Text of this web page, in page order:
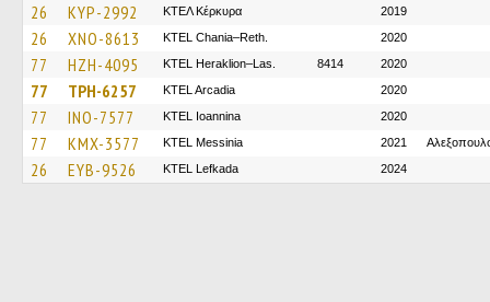
26 KYP-2992 ΚΤΕΛ Κέρκυρα 2019
26 XNO-8613 KTEL Chania–Reth. 2020
77 HZH-4095 KTEL Heraklion–Las. 8414 2020
77 TPH-6257 KTEL Arcadia 2020
77 INO-7577 KTEL Ioannina 2020
77 KMX-3577 KTEL Messinia 2021
26 EYB-9526 KTEL Lefkada 2024